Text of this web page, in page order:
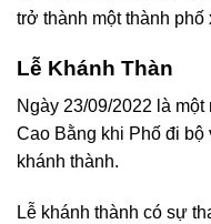
trở thành một thành phố
Lễ Khánh Thàn
Ngày 23/09/2022 là
Cao Bằng khi Phố đi
khánh thành.
Lễ khánh thành có sự